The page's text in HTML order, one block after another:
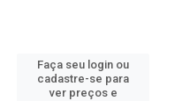
Faça seu login ou
cadastre-se para
ver preços e